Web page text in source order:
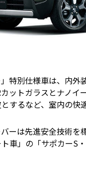
」特別仕様車は、内
ットガラスとナノ
するなど、室内の快
ーは先進安全技術
車」の「サポカーS